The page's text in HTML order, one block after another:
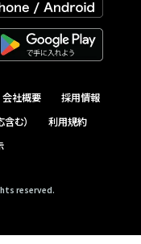
会社概要
採用情報
む）
利用規約
reserved.